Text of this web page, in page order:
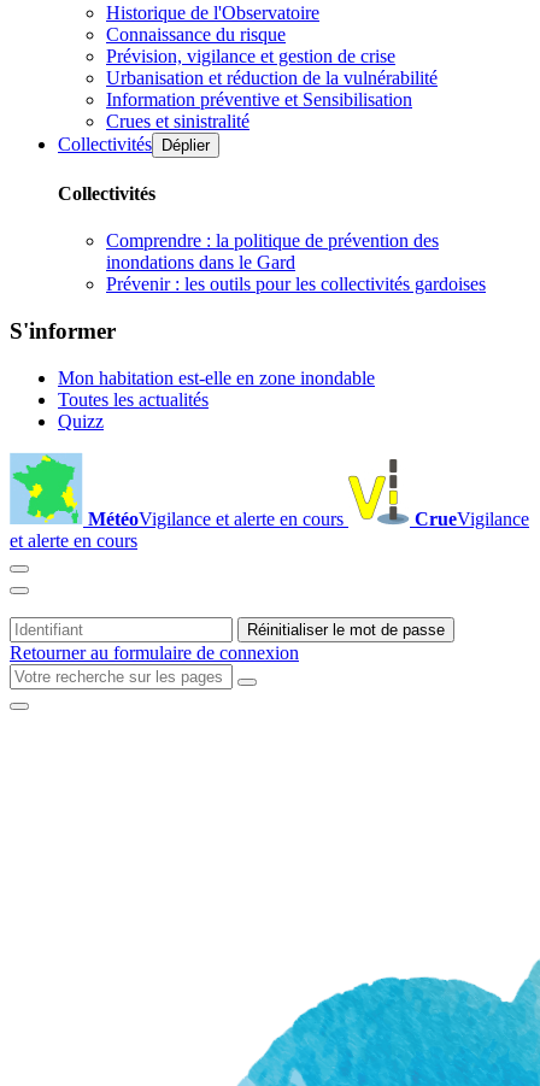
Historique de l'Observatoire
Connaissance du risque
Prévision, vigilance et gestion de crise
Urbanisation et réduction de la vulnérabilité
Information préventive et Sensibilisation
Crues et sinistralité
Collectivités Déplier
Collectivités
Comprendre : la politique de prévention des
inondations dans le Gard
Prévenir : les outils pour les collectivités gardoises
S'informer
Mon habitation est-elle en zone inondable
Toutes les actualités
Quizz
MétéoVigilance et alerte en cours CrueVigilance
et alerte en cours
Retourner au formulaire de connexion